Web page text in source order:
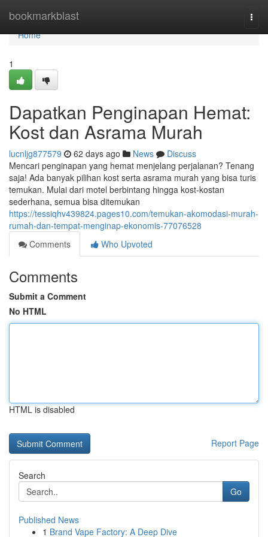
bookmarkblast
Home
Home
1
Dapatkan Penginapan Hemat:
Kost dan Asrama Murah
lucnljg877579 62 days ago News
Discuss
Mencari penginapan yang hemat menjelang perjalanan? Tenang
saja! Ada banyak pilihan kost serta asrama murah yang bisa turis
temukan. Mulai dari motel berbintang hingga kost-kostan
sederhana, semua bisa ditemukan
https://tessiqhv439824.pages10.com/temukan-akomodasi-murah-
rumah-dan-tempat-menginap-ekonomis-77076528
Comments
Who Upvoted
Comments
Submit a Comment
No HTML
HTML is disabled
Report Page
Search
Go
Published News
1 Brand Vape Factory: A Deep Dive